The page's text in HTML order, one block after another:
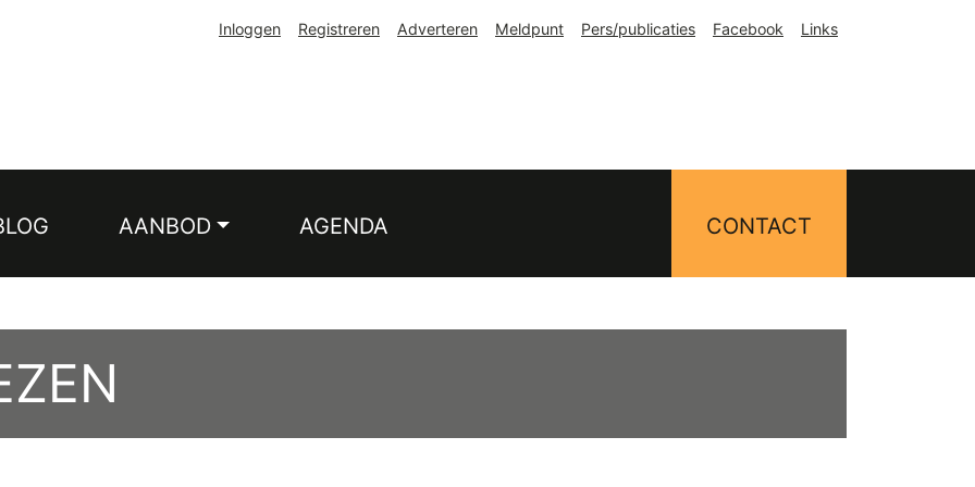
Inloggen Registreren Adverteren Meldpunt Pers/publicaties Facebook Links
AANBOD AGENDA CONTACT